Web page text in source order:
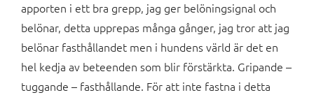
apporten i ett bra grepp, jag ger belöningsignal och
belönar, detta upprepas många gånger, jag tror att jag
belönar fasthållandet men i hundens värld är det en
hel kedja av beteenden som blir förstärkta. Gripande –
tuggande – fasthållande. För att inte fastna i detta